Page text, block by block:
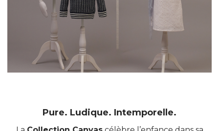
Pure. Ludique. Intemporelle.